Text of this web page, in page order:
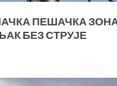
ПЕШАЧКА
БЕЗ СТРУЈЕ